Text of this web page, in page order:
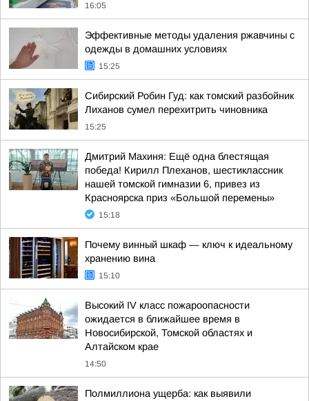
16:05
Эффективные методы удаления ржавчины с
одежды в домашних условиях
15:25
Сибирский Робин Гуд: как томский разбойник
Лиханов сумел перехитрить чиновника
15:25
Дмитрий Махиня: Ещё одна блестящая
победа! Кирилл Плеханов, шестиклассник
нашей томской гимназии 6, привез из
Красноярска приз «Большой перемены»
15:18
Почему винный шкаф — ключ к идеальному
хранению вина
15:10
Высокий IV класс пожароопасности
ожидается в ближайшее время в
Новосибирской, Томской областях и
Алтайском крае
14:50
Полмиллиона ущерба: как выявили